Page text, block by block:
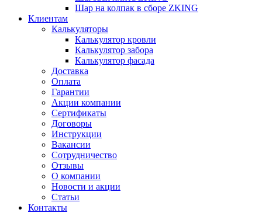
Шар на колпак в сборе ZKING
Клиентам
Калькуляторы
Калькулятор кровли
Калькулятор забора
Калькулятор фасада
Доставка
Оплата
Гарантии
Акции компании
Сертификаты
Договоры
Инструкции
Вакансии
Сотрудничество
Отзывы
О компании
Новости и акции
Статьи
Контакты